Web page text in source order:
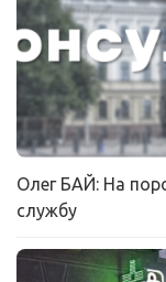
Олег БАЙ: На
службу